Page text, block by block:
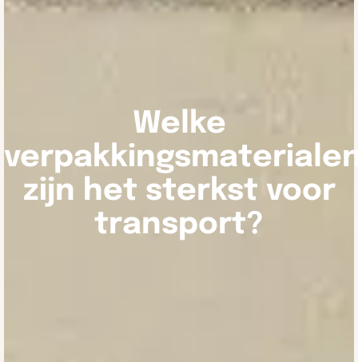
Welke
zijn het sterkst voor
transport?